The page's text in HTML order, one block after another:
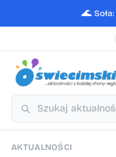
🌊 Soła:
AKTUALNOŚCI